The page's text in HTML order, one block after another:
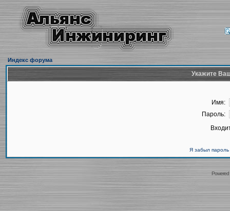
Индекс форума
Укажите
Имя:
Пароль:
Я забыл пароль